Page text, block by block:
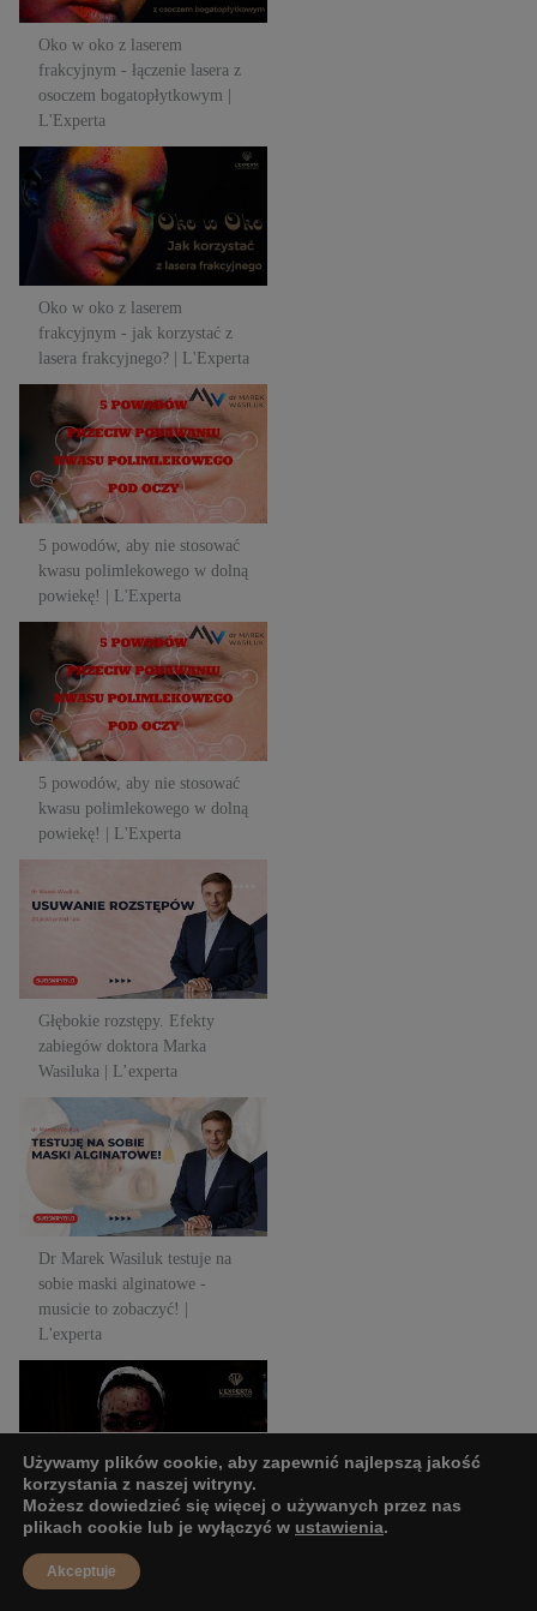
Laserowy peeling węglowy -
Laserowy peeling węglowy -
Black Doll | L'Experta
Oko w oko z laserem
frakcyjnym - jak korzystać z
lasera frakcyjnego? | L'Experta
Oko w oko z laserem
frakcyjnym - jak korzystać z
lasera frakcyjnego? | L'Experta
Oko w oko z laserem
frakcyjnym - łączenie lasera z
osoczem bogatopłytkowym |
L'Experta
Oko w oko z laserem
5 powodów, aby nie stosować
kwasu polimlekowego w dolną
powiekę! | L'Experta
5 powodów, aby nie stosować
kwasu polimlekowego w dolną
powiekę! | L'Experta
5 powodów, aby nie stosować
kwasu polimlekowego w dolną
powiekę! | L'Experta
5 powodów, aby nie stosować
kwasu polimlekowego w dolną
powiekę! | L'Experta
Dr Marek Wasiluk testuje na
sobie maski alginatowe -
musicie to zobaczyć! |
L'experta
Dr Marek Wasiluk testuje na
sobie maski alginatowe -
musicie to zobaczyć! |
L'experta
Głębokie rozstępy. Efekty
zabiegów doktora Marka
Wasiluka | L’experta
Głębokie rozstępy. Efekty
zabiegów doktora Marka
Używamy plików cookie, aby zapewnić najlepszą jakość
korzystania z naszej witryny.
Możesz dowiedzieć się więcej o używanych przez nas
plikach cookie lub je wyłączyć w ustawienia.
Akceptuje